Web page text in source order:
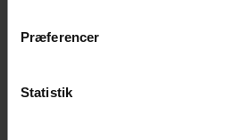
Vi anvender egne cookies og
generere statistik og huske dine
Præferencer
Statistik